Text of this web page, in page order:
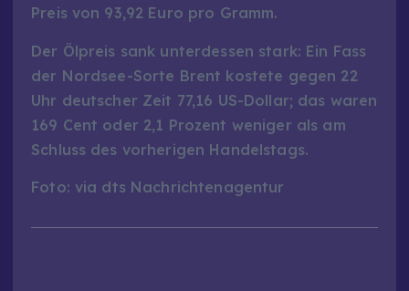
Preis von 93,92 Euro pro Gramm.
Der Ölpreis sank unterdessen stark: Ein Fass
der Nordsee-Sorte Brent kostete gegen 22
Uhr deutscher Zeit 77,16 US-Dollar; das waren
169 Cent oder 2,1 Prozent weniger als am
Schluss des vorherigen Handelstags.
Foto: via dts Nachrichtenagentur